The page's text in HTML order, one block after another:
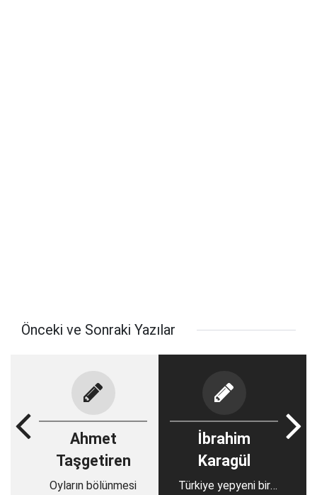
Önceki ve Sonraki Yazılar
Ahmet
Taşgetiren
Oyların bölünmesi
İbrahim
Karagül
Türkiye yepyeni bir